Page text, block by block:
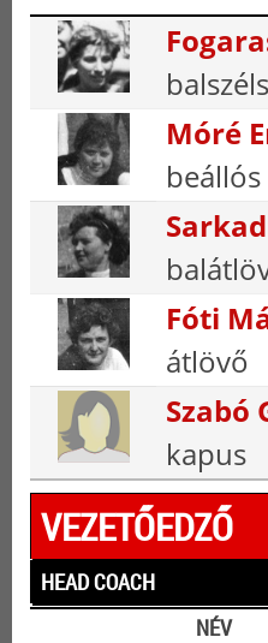
Móré
beállós
Fóti
átlövő
Szabó
kapus
VEZETŐEDZŐ
HEAD COACH
NÉV